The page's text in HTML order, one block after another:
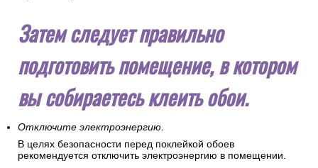
Затем следует правильно
подготовить помещение, в котором
вы собираетесь клеить обои.
Отключите электроэнергию.
В целях безопасности перед поклейкой обоев
рекомендуется отключить электроэнергию в помещении.